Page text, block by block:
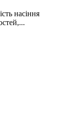
насіння